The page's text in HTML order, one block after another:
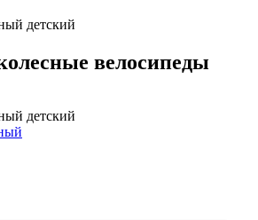
детский
велосипеды
детский